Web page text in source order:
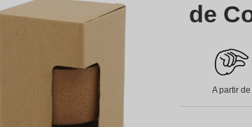
de
A partir de